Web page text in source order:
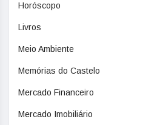
Horóscopo
Livros
Meio Ambiente
Memórias do Castelo
Mercado Financeiro
Mercado Imobiliário